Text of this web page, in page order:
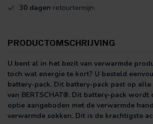
30 dagen retourtermijn
PRODUCTOMSCHRIJVING
U bent al in het bezit van verwarmde
toch wat energie te kort? U besteld
battery-pack. Dit battery-pack past op alle
van BERTSCHAT®. Dit battery-pack
optie aangeboden met de verwarmde
verwarmde sokken. Dit is de krachtigste